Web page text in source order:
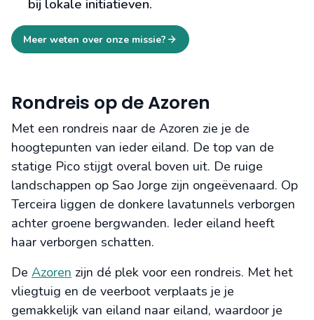
bij lokale initiatieven.
Meer weten over onze missie?
Rondreis op de Azoren
Met een rondreis naar de Azoren zie je de
hoogtepunten van ieder eiland. De top van de
statige Pico stijgt overal boven uit. De ruige
landschappen op Sao Jorge zijn ongeëvenaard. Op
Terceira liggen de donkere lavatunnels verborgen
achter groene bergwanden. Ieder eiland heeft
haar verborgen schatten.
De Azoren zijn dé plek voor een rondreis. Met het
vliegtuig en de veerboot verplaats je je
gemakkelijk van eiland naar eiland, waardoor je